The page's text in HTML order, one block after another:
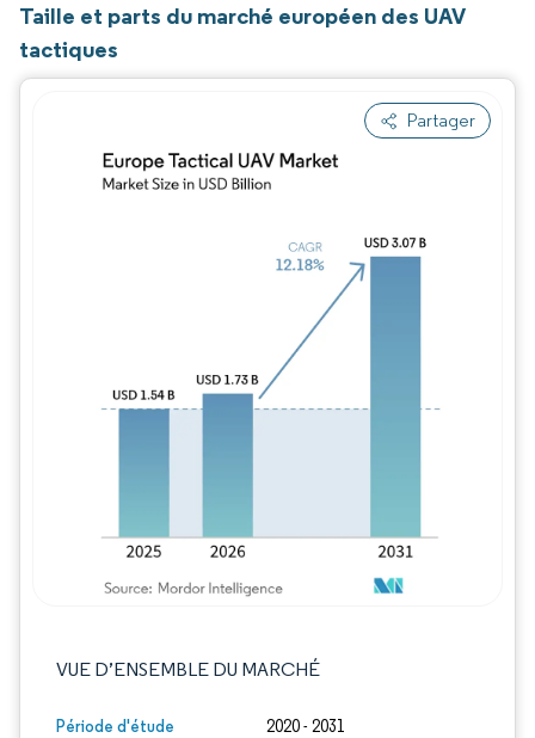
Taille et parts du marché européen des UAV
tactiques
Partager
VUE D’ENSEMBLE DU MARCHÉ
Période d'étude 2020 - 2031
Image © Mordor Intelligence. La